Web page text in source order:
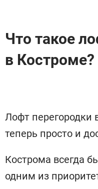
Что такое
в Костроме?
Лофт перегородки
теперь просто и
Кострома всегда
одним из